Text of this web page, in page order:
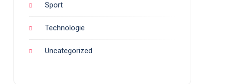
Sport
Technologie
Uncategorized